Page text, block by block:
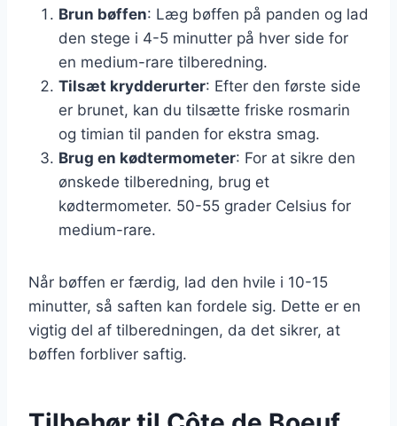
Brun bøffen: Læg bøffen på panden og lad
den stege i 4-5 minutter på hver side for
en medium-rare tilberedning.
Tilsæt krydderurter: Efter den første side
er brunet, kan du tilsætte friske rosmarin
og timian til panden for ekstra smag.
Brug en kødtermometer: For at sikre den
ønskede tilberedning, brug et
kødtermometer. 50-55 grader Celsius for
medium-rare.
Når bøffen er færdig, lad den hvile i 10-15
minutter, så saften kan fordele sig. Dette er en
vigtig del af tilberedningen, da det sikrer, at
bøffen forbliver saftig.